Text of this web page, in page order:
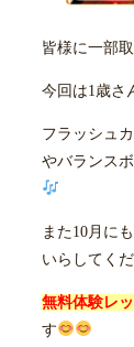
皆様に一部
今回は1歳さ
フラッシュ
やバランス
また10月に
いらしてく
無料体験レ
す